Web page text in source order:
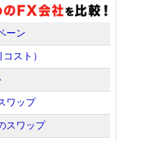
ーン
スト）
ワップ
スワップ